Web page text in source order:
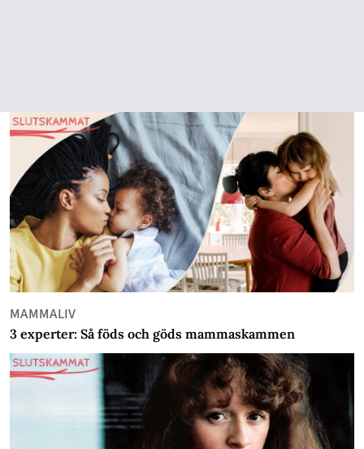
MAMMALIV
3 experter: Så föds och göds mammaskammen